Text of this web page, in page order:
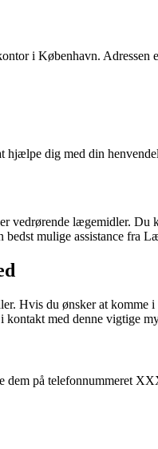
i København. Adressen
hjælpe dig med din
vedrørende lægemidler. Du
mulige assistance fra
Hvis du ønsker at komme
med denne vigtige
dem på telefonnummeret